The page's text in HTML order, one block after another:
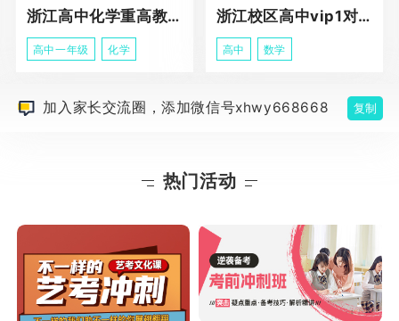
浙江高中化学重高教育春季班
高中一年级 化学
浙江校区高中vip1对1课程
高中 数学
加入家长交流圈，添加微信号xhwy668668 复制
热门活动